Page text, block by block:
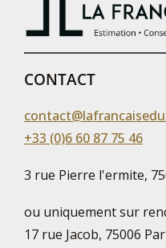
CONTACT
+33 (0)6 60 87 75 46
3 rue Pierre l'ermite,
ou uniquement sur
17 rue Jacob, 75006